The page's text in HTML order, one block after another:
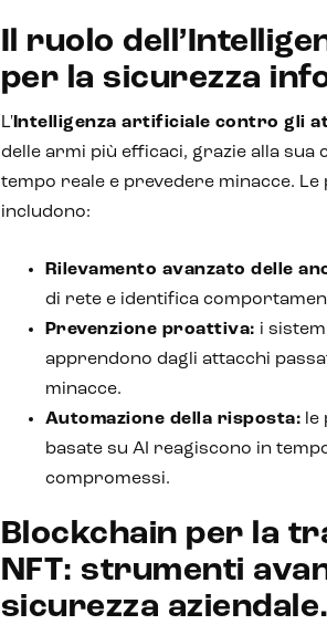
Il ruolo
per la sicurezza
L'Intelligenza artificiale contro gli
delle armi più efficaci, grazie alla sua
tempo reale e prevedere minacce.
includono:
Rilevamento avanzato delle
di rete e identifica
Prevenzione proattiva: i
apprendono dagli attacchi
minacce.
Automazione della risposta: le
basate su AI reagiscono in
compromessi.
Blockchain per la
NFT: strumenti
sicurezza aziendale.